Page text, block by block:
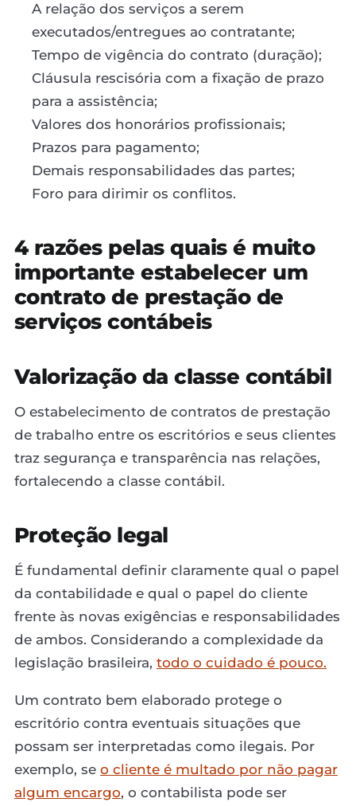
A relação dos serviços a serem
executados/entregues ao contratante;
Tempo de vigência do contrato (duração);
Cláusula rescisória com a fixação de prazo
para a assistência;
Valores dos honorários profissionais;
Prazos para pagamento;
Demais responsabilidades das partes;
Foro para dirimir os conflitos.
4 razões pelas quais é muito
importante estabelecer um
contrato de prestação de
serviços contábeis
Valorização da classe contábil
O estabelecimento de contratos de prestação
de trabalho entre os escritórios e seus clientes
traz segurança e transparência nas relações,
fortalecendo a classe contábil.
Proteção legal
É fundamental definir claramente qual o papel
da contabilidade e qual o papel do cliente
frente às novas exigências e responsabilidades
de ambos. Considerando a complexidade da
legislação brasileira, todo o cuidado é pouco.
Um contrato bem elaborado protege o
escritório contra eventuais situações que
possam ser interpretadas como ilegais. Por
exemplo, se o cliente é multado por não pagar
algum encargo, o contabilista pode ser